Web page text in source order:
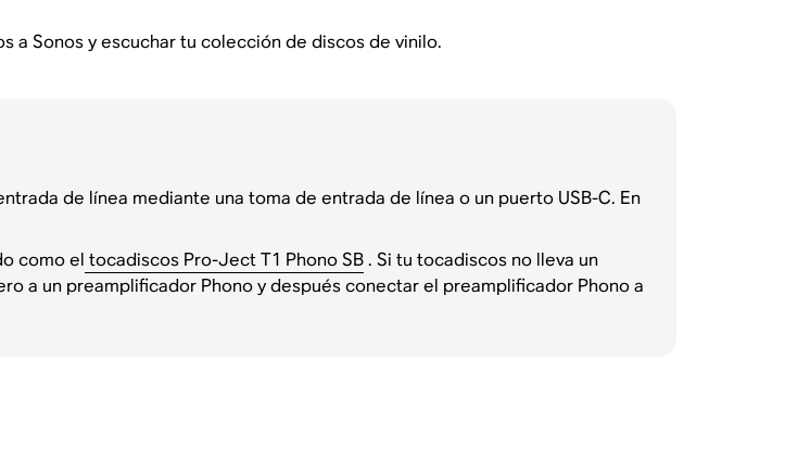
a Sonos y escuchar tu colección de discos de vinilo.
de línea mediante una toma de entrada de línea o un puerto USB-C. En
como el tocadiscos Pro-Ject T1 Phono SB. Si tu tocadiscos no lleva un
a un preamplificador Phono y después conectar el preamplificador Phono a